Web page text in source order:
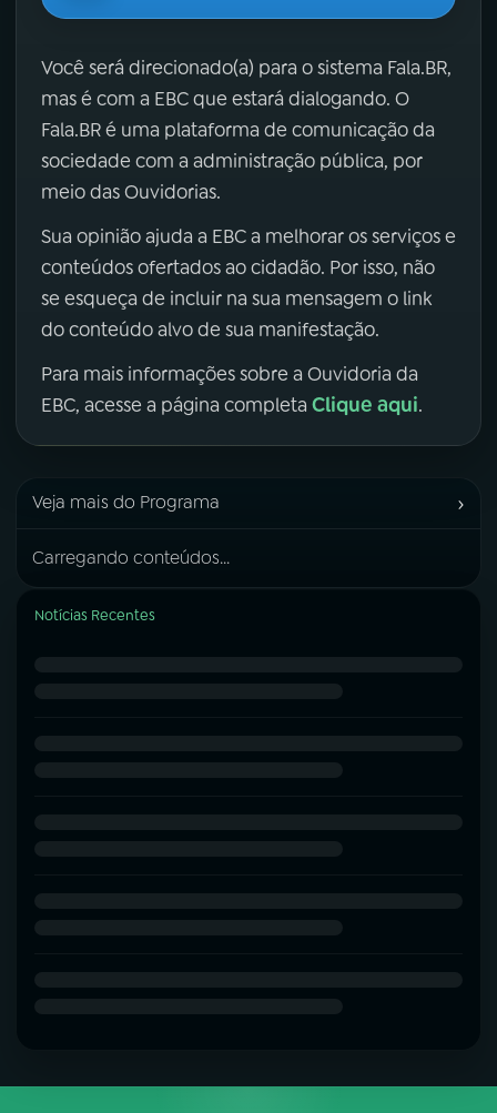
Você será direcionado(a) para o sistema Fala.BR,
mas é com a EBC que estará dialogando. O
Fala.BR é uma plataforma de comunicação da
sociedade com a administração pública, por
meio das Ouvidorias.
Sua opinião ajuda a EBC a melhorar os serviços e
conteúdos ofertados ao cidadão. Por isso, não
se esqueça de incluir na sua mensagem o link
do conteúdo alvo de sua manifestação.
Para mais informações sobre a Ouvidoria da
EBC, acesse a página completa Clique aqui.
Veja mais do Programa ›
Carregando conteúdos...
Notícias Recentes